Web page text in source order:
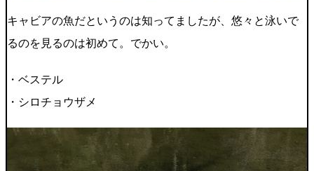
キャビアの魚だというのは知ってましたが、悠々と泳いで
るのを見るのは初めて。でかい。
・ベステル
・シロチョウザメ